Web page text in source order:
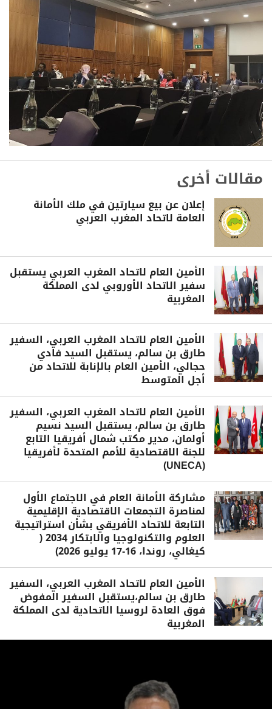
مقالات أخرى
إعلان عن بيع سيارتين في ملك الأمانة
العامة لاتحاد المغرب العربي
الأمين العام لاتحاد المغرب العربي يستقبل
سفير الاتحاد الأوروبي لدى المملكة
المغربية
الأمين العام لاتحاد المغرب العربي، السفير
طارق بن سالم، يستقبل السيد فادي
حجالي، الأمين العام بالإنابة للاتحاد من
أجل المتوسط
الأمين العام لاتحاد المغرب العربي، السفير
طارق بن سالم، يستقبل السيد نسيم
أولمان، مدير مكتب شمال أفريقيا التابع
للجنة الاقتصادية للأمم المتحدة لأفريقيا
(UNECA)
مشاركة الأمانة العام في الاجتماع الأول
لمناصرة التجمعات الاقتصادية الإقليمية
التابعة للاتحاد الأفريقي بشأن استراتيجية
العلوم والتكنولوجيا والابتكار 2034 (
كيغالي، روندا، 16-17 يوليو 2026)
الأمين العام لاتحاد المغرب العربي، السفير
طارق بن سالم،يستقبل السفير المفوض
فوق العادة لروسيا الاتحادية لدى المملكة
المغربية